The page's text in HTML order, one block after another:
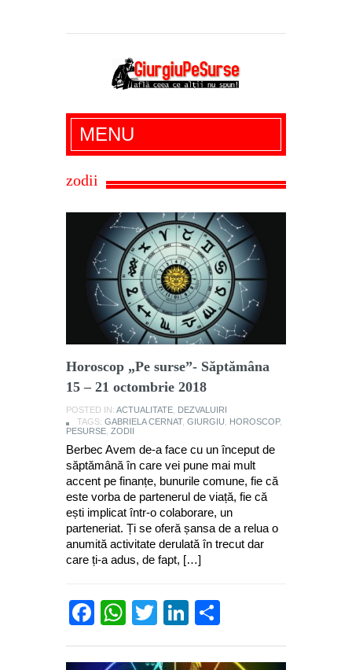
Giurgiu Pe Surse – actualitate giurgiu,
administratie giurgiu, stiri politice, social
economic, editoriale giurgiu, dezvaluiri,
MENU
zodii
Horoscop „Pe surse”- Săptămâna
15 – 21 octombrie 2018
POSTED IN: ACTUALITATE DEZVALUIRI
TAGS: GABRIELA CERNAT, GIURGIU HOROSCOP,
PESURSE ZODII
Berbec Avem de-a face cu un început de
săptămână în care vei pune mai mult
accent pe finanțe, bunurile comune, fie că
este vorba de partenerul de viață, fie că
ești implicat într-o colaborare, un
parteneriat. Ți se oferă șansa de a relua o
anumită activitate derulată în trecut dar
care ți-a adus, de fapt, […]
Facebook
WhatsApp
TwitterLinkedIn